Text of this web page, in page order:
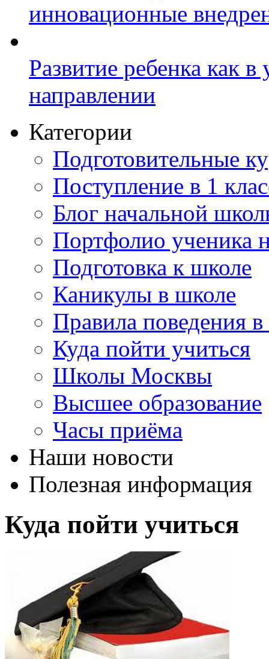
инновационные
Развитие ребенка как
направлении
Категории
Подготовительные
Поступление в 1
Блог начальной
Портфолио ученика
Подготовка к школе
Каникулы в школе
Правила поведения
Куда пойти учиться
Школы Москвы
Высшее образование
Часы приёма
Наши новости
Полезная информация
Куда пойти учиться